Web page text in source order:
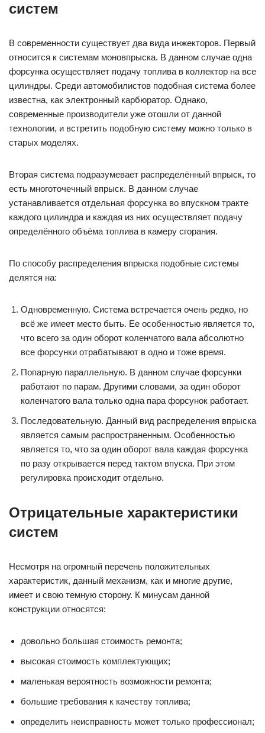
систем
В современности существует два вида инжекторов. Первый
относится к системам моновпрыска. В данном случае одна
форсунка осуществляет подачу топлива в коллектор на все
цилиндры. Среди автомобилистов подобная система более
известна, как электронный карбюратор. Однако,
современные производители уже отошли от данной
технологии, и встретить подобную систему можно только в
старых моделях.
Вторая система подразумевает распределённый впрыск, то
есть многоточечный впрыск. В данном случае
устанавливается отдельная форсунка во впускном тракте
каждого цилиндра и каждая из них осуществляет подачу
определённого объёма топлива в камеру сгорания.
По способу распределения впрыска подобные системы
делятся на:
Одновременную. Система встречается очень редко, но
всё же имеет место быть. Ее особенностью является то,
что всего за один оборот коленчатого вала абсолютно
все форсунки отрабатывают в одно и тоже время.
Попарную параллельную. В данном случае форсунки
работают по парам. Другими словами, за один оборот
коленчатого вала только одна пара форсунок работает.
Последовательную. Данный вид распределения впрыска
является самым распространенным. Особенностью
является то, что за один оборот вала каждая форсунка
по разу открывается перед тактом впуска. При этом
регулировка происходит отдельно.
Отрицательные характеристики
систем
Несмотря на огромный перечень положительных
характеристик, данный механизм, как и многие другие,
имеет и свою темную сторону. К минусам данной
конструкции относятся:
довольно большая стоимость ремонта;
высокая стоимость комплектующих;
маленькая вероятность возможности ремонта;
большие требования к качеству топлива;
определить неисправность может только профессионал;